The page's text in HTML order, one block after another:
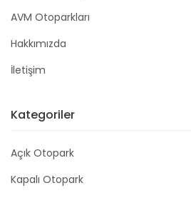
AVM Otoparkları
Hakkımızda
İletişim
Kategoriler
Açık Otopark
Kapalı Otopark